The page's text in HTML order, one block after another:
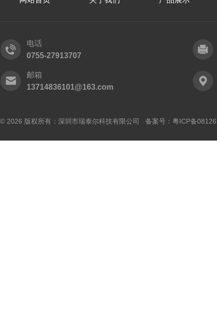
电话
0755-27913707
邮箱
13714836101@163.com
© 2026 版权所有：深圳市瑞泰尔科技有限公司 备案号： 粤ICP备